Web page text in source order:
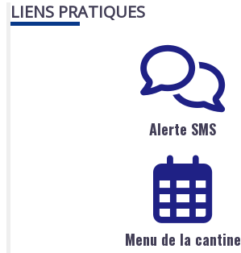
LIENS PRATIQUES
Alerte SMS
Menu de la cantine